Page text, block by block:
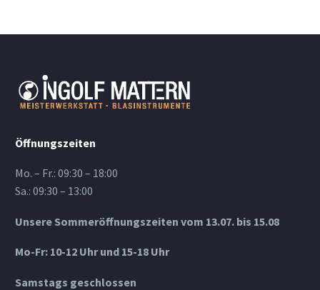
Öffnungszeiten
Mo. – Fr.: 09:30 – 18:00
Sa.: 09:30 – 13:00
Unsere Sommeröffnungszeiten vom 13.07. bis 15.08
Mo-Fr: 10-12 Uhr und 15-18 Uhr
Samstags geschlossen